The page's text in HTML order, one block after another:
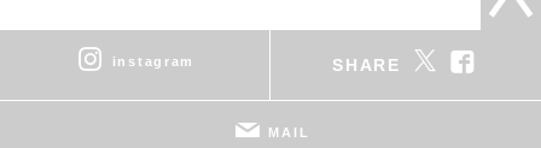
instagram SHARE
MAIL